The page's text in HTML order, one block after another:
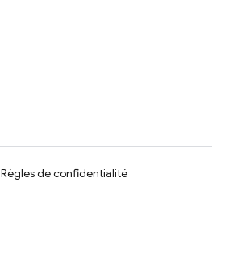
Règles de confidentialité